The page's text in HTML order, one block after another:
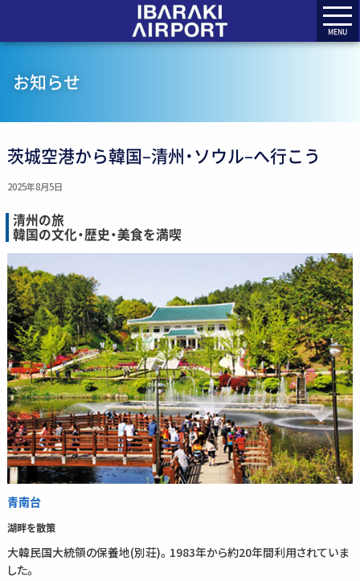
MENU
お知らせ
茨城空港から韓国–清州・ソウル–へ行こう
2025年8月5日
清州の旅
韓国の文化・歴史・美食を満喫
青南台
湖畔を散策
大韓民国大統領の保養地(別荘)。1983年から約20年間利用されていま
した。